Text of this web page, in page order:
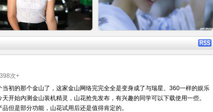
详细内容
伊妹教您日本车厂名称的正确
详细内容
日本广告精选提供下载 [不定时更
次+
当初的那个金山了，这家金山网络完完全全是变身成了与瑞星、360一样的娱乐
开始内测金山装机精灵，山花抢先发布，有兴趣的同学可以下载使用一些。
但是部分功能，山花试用后还是值得肯定的。